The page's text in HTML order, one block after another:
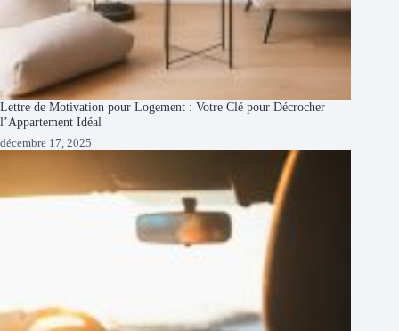
Lettre de Motivation pour Logement : Votre Clé pour Décrocher
l’Appartement Idéal
décembre 17, 2025